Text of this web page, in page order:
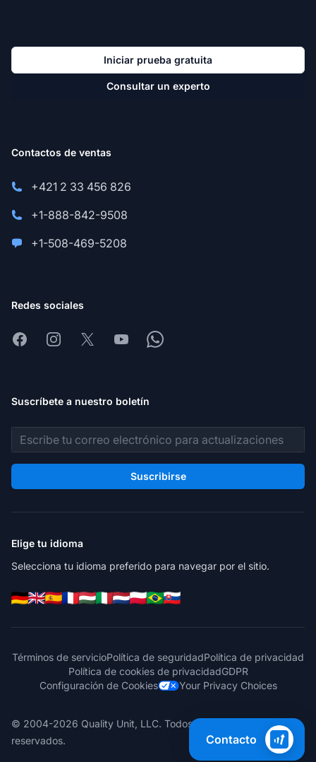
Iniciar prueba gratuita
Consultar un experto
Contactos de ventas
+421 2 33 456 826
+1-888-842-9508
+1-508-469-5208
Redes sociales
FacebookInstagram
X YoutubeWhatsapp
Suscríbete a nuestro boletín
Dirección de correo electrónico
Suscribirse
Elige tu idioma
Selecciona tu idioma preferido para navegar por el sitio.
Términos de servicioPolítica de seguridadPolítica de privacidad
Política de cookies de privacidadGDPR
Configuración de Cookies
Your Privacy Choices
© 2004-2026 Quality Unit, LLC. Todos los derechos
reservados.
Contacto